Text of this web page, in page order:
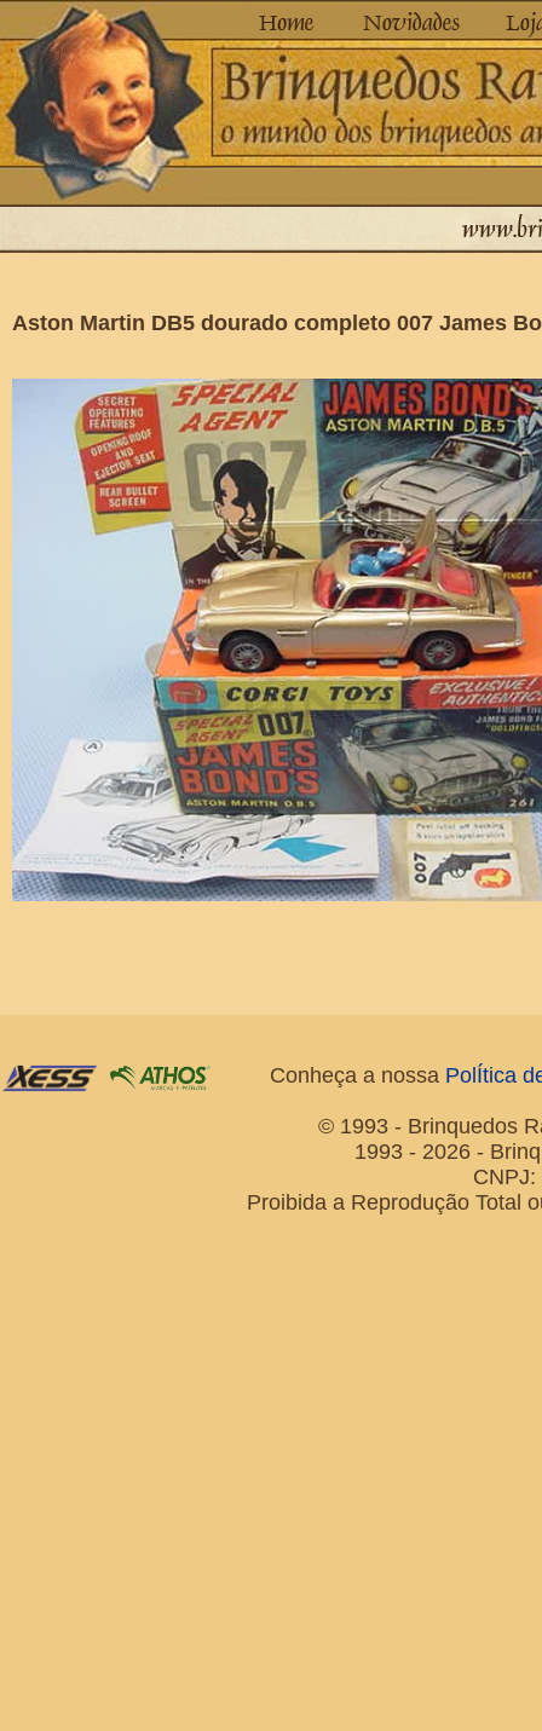
Aston Martin DB5 dourado completo 007 James
Conheça a nossa PolÍtica
© 1993 - Brinquedos
1993 - 2026 -
Proibida a Reprodução